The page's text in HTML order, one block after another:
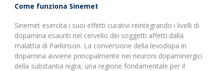
Come funziona Sinemet
Sinemet esercita i suoi effetti curativi reintegrando i livelli di
dopamina esauriti nel cervello dei soggetti affetti dalla
malattia di Parkinson. La conversione della levodopa in
dopamina avviene principalmente nei neuroni dopaminergici
della substantia nigra, una regione fondamentale per il